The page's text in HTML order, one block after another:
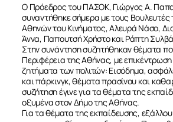
Ο Πρόεδρος του ΠΑΣΟΚ, Γιώργος Α.
συναντήθηκε σήμερα με τους Βουλευτές
Αθηνών του Κινήματος, Αλευρά Νάσο,
Άννα, Παπουτσή Χρήστο και Ράπτη
Στην συνάντηση συζητήθηκαν θέματα
Περιφέρεια της Αθήνας, με
ζητήματα των πολιτών: Εισόδημα,
και πάρκινγκ, θέματα πρασίνου και
συζήτηση έγινε για τα θέματα της
οξυμένα στον Δήμο της Αθήνας.
Για τα θέματα της εκπαίδευσης, εξάλλου